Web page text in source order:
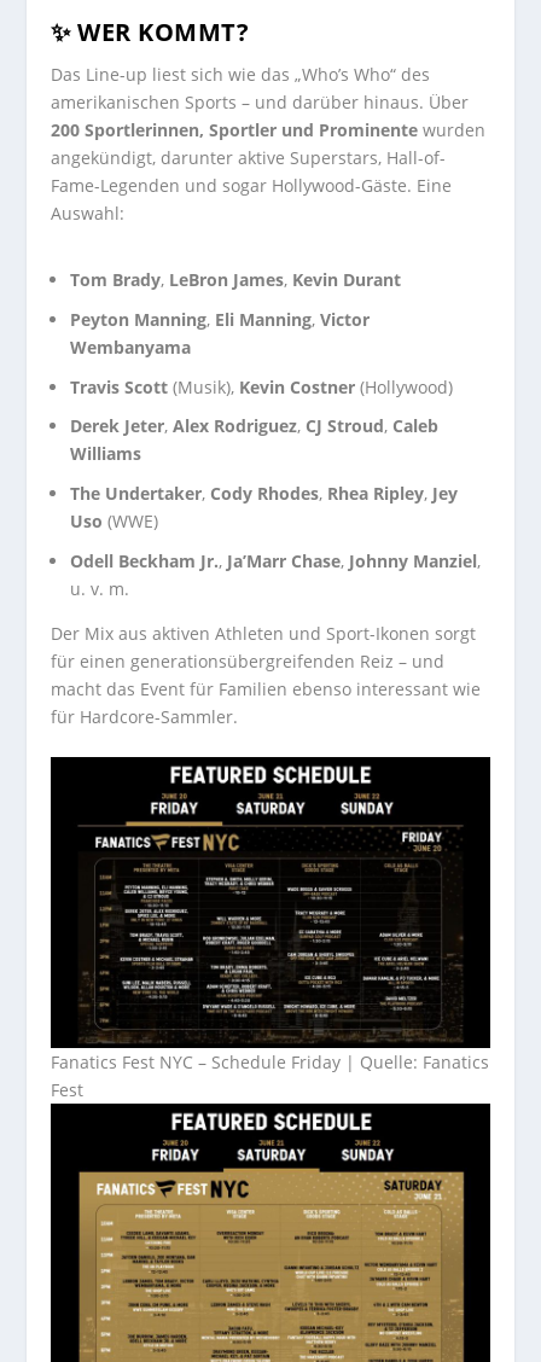
✨ WER KOMMT?
Das Line-up liest sich wie das „Who’s Who“ des
amerikanischen Sports – und darüber hinaus. Über
200 Sportlerinnen, Sportler und Prominente wurden
angekündigt, darunter aktive Superstars, Hall-of-
Fame-Legenden und sogar Hollywood-Gäste. Eine
Auswahl:
Tom Brady, LeBron James, Kevin Durant
Peyton Manning, Eli Manning,Victor
Wembanyama
Travis Scott (Musik), Kevin Costner (Hollywood)
Derek Jeter,Alex Rodriguez, CJ Stroud, Caleb
Williams
The Undertaker, Cody Rhodes, Rhea Ripley, Jey
Uso (WWE)
Odell Beckham Jr., Ja’Marr Chase, Johnny Manziel,
u. v. m.
Der Mix aus aktiven Athleten und Sport-Ikonen sorgt
für einen generationsübergreifenden Reiz – und
macht das Event für Familien ebenso interessant wie
für Hardcore-Sammler.
Fanatics Fest NYC – Schedule Friday | Quelle: Fanatics
Fest